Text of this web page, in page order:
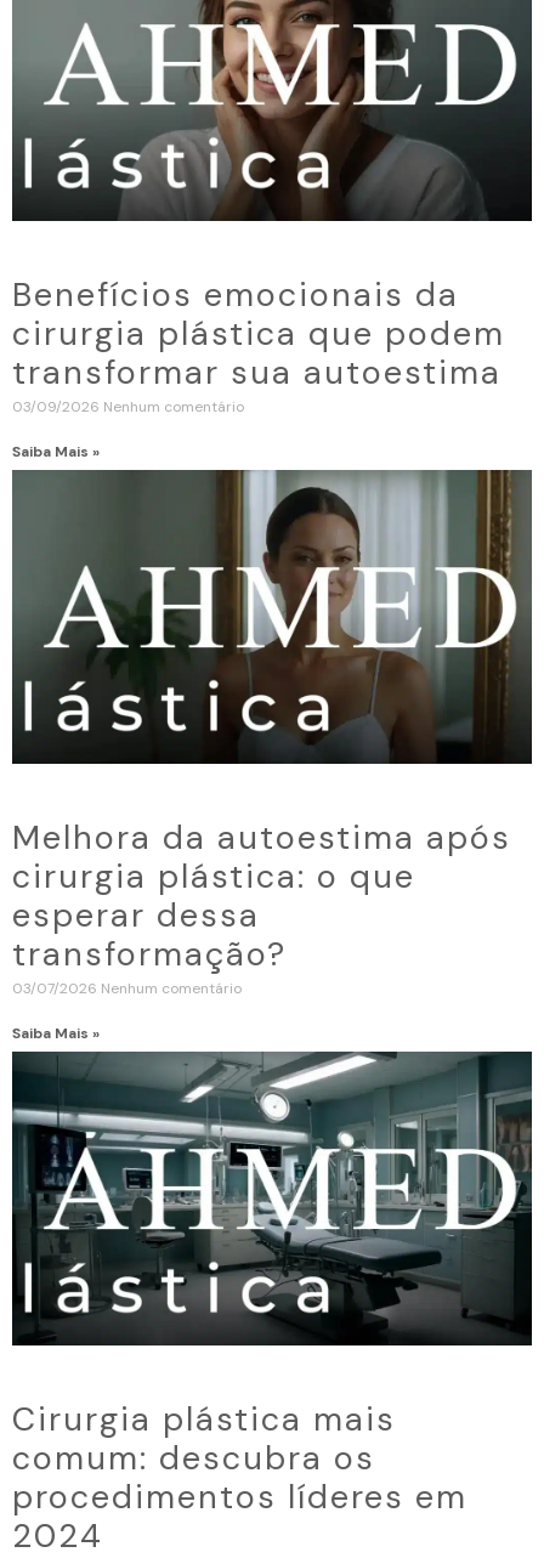
Benefícios emocionais da
cirurgia plástica que podem
transformar sua autoestima
03/09/2026 Nenhum comentário
Saiba Mais »
Melhora da autoestima após
cirurgia plástica: o que
esperar dessa
transformação?
03/07/2026 Nenhum comentário
Saiba Mais »
Cirurgia plástica mais
comum: descubra os
procedimentos líderes em
2024